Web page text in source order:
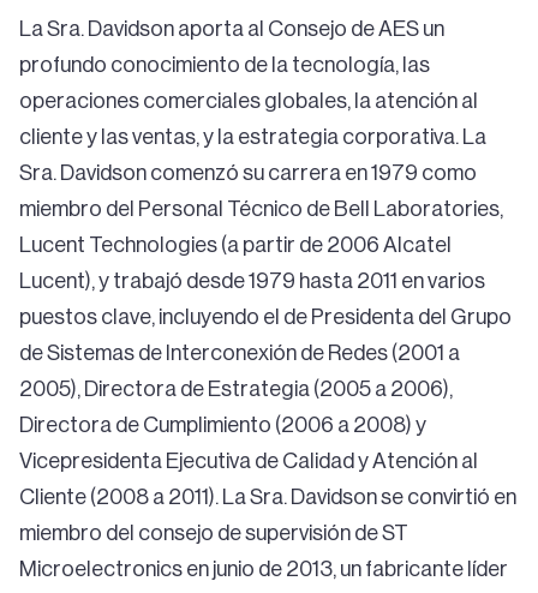
La Sra. Davidson aporta al Consejo de AES un
profundo conocimiento de la tecnología, las
operaciones comerciales globales, la atención al
cliente y las ventas, y la estrategia corporativa. La
Sra. Davidson comenzó su carrera en 1979 como
miembro del Personal Técnico de Bell Laboratories,
Lucent Technologies (a partir de 2006 Alcatel
Lucent), y trabajó desde 1979 hasta 2011 en varios
puestos clave, incluyendo el de Presidenta del Grupo
de Sistemas de Interconexión de Redes (2001 a
2005), Directora de Estrategia (2005 a 2006),
Directora de Cumplimiento (2006 a 2008) y
Vicepresidenta Ejecutiva de Calidad y Atención al
Cliente (2008 a 2011). La Sra. Davidson se convirtió en
miembro del consejo de supervisión de ST
Microelectronics en junio de 2013, un fabricante líder